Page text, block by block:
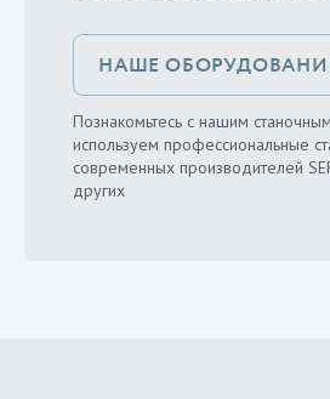
НАШЕ
Познакомьтесь с нашим
используем профессиональные
современных производителей
других